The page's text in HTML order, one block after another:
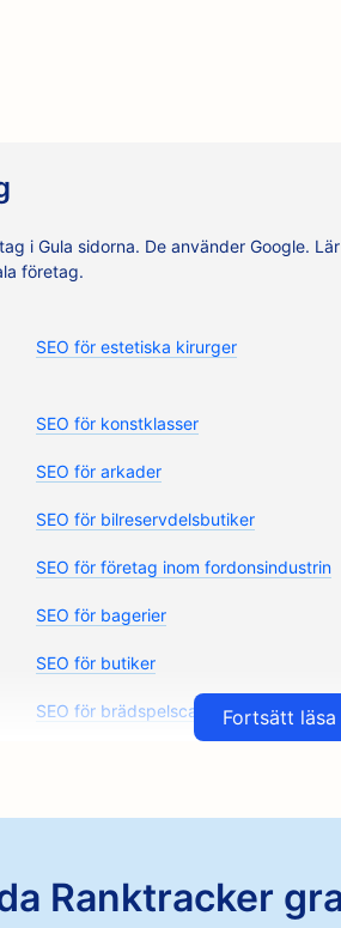
i Gula sidorna. De använder Google.
företag.
SEO för estetiska kirurger
SEO för konstklasser
SEO för arkader
SEO för bilreservdelsbutiker
SEO för företag inom fordonsindustrin
SEO för bagerier
SEO för butiker
SEO för brädspelscaféerFortsätt läsa
Ranktracker